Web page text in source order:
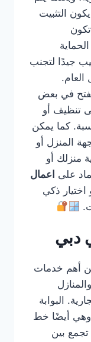
التثبيت
جيدًا لتجنب
في بعض
تنظيف أو
كما يمكن
المنزل أو
منزلك أو
على اعمال
ذكي
دبي
أهم خدمات
البوابة
وهي أيضًا خط
تجمع بين